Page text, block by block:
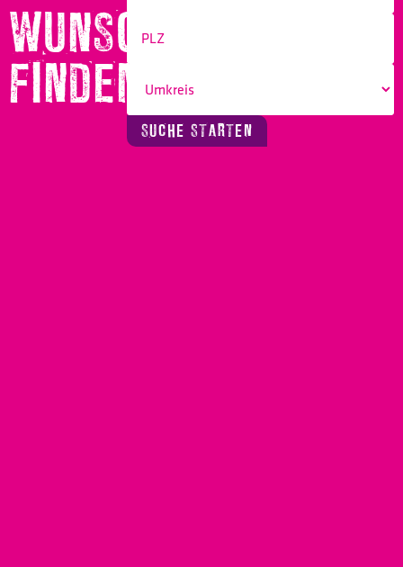
WUNSCHBERUF
FINDEN!
SUCHE STARTEN